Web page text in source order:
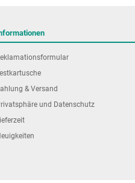
& Versand
und Datenschutz